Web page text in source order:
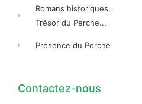
Romans historiques,
Trésor du Perche...
Présence du Perche
Contactez-nous